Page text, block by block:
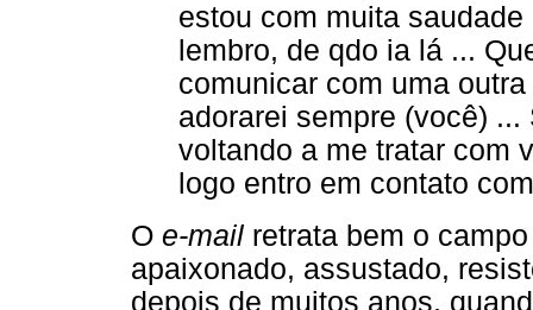
estou com muita
lembro, de qdo ia lá ...
comunicar com uma
adorarei sempre (você)
voltando a me tratar com
logo entro em contato
O e-mail retrata bem o
apaixonado, assustado,
depois de muitos anos,